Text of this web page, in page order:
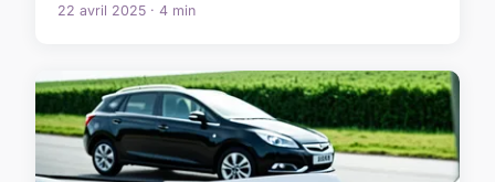
22 avril 2025 · 4 min